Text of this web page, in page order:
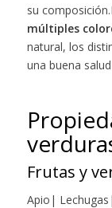
su
múltiples
natural, los
una buena salud
Frutas y
Apio|